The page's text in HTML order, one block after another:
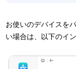
お使いのデバイスを
い場合は、以下のイ